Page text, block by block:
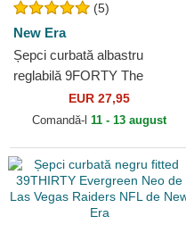
(5)
New Era
Șepci curbată albastru
reglabilă 9FORTY The
League de Miami Dolphins
NFL de New Era
EUR 27,95
Comandă-l 11 - 13 august